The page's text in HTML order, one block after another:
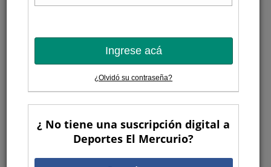
Ingrese acá
¿Olvidó su contraseña?
¿ No tiene una suscripción digital a
Deportes El Mercurio?